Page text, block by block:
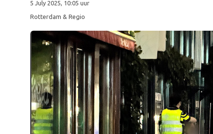
5 July 2025, 10:05 uur
Rotterdam & Regio